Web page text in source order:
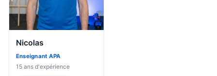
Nicolas
Enseignant APA
15 ans d'expérience